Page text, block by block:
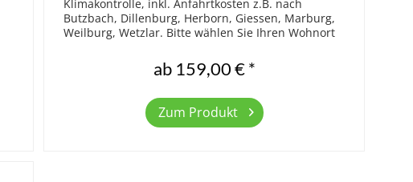
Klimakontrolle, inkl. Anfahrtkosten z.B. nach
Butzbach, Dillenburg, Herborn, Giessen, Marburg,
Weilburg, Wetzlar. Bitte wählen Sie Ihren Wohnort
ab 159,00 € *
Zum Produkt